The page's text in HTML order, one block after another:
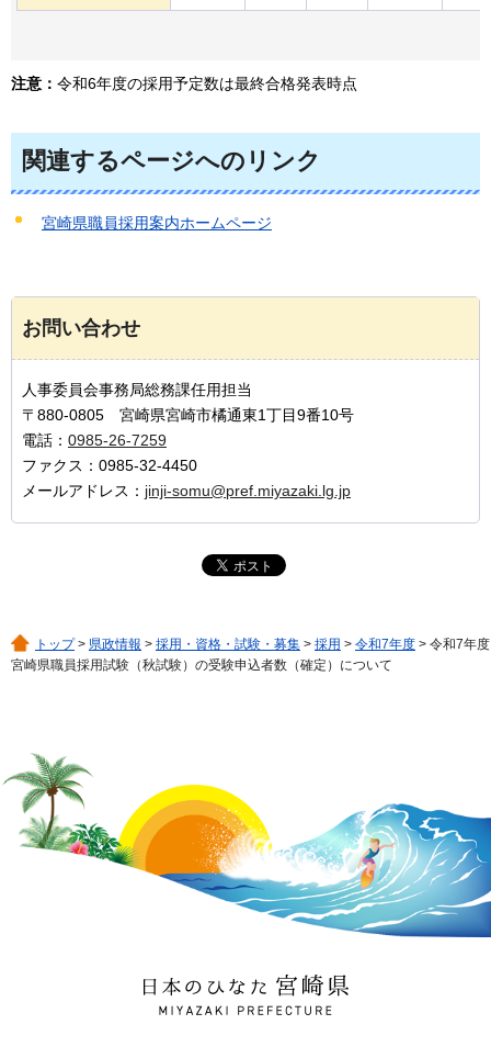
注意： 令和6年度の採用予定数は最終合格発表時点
関連するページへのリンク
宮崎県職員採用案内ホームページ
お問い合わせ
人事委員会事務局総務課任用担当
〒880-0805 宮崎県宮崎市橘通東1丁目9番10号
電話： 0985-26-7259
ファクス：0985-32-4450
メールアドレス： jinji-somu@pref.miyazaki.lg.jp
トップ> 県政情報 > 採用・資格・試験・募集 > 採用 > 令和7年度 > 令和7年度
宮崎県職員採用試験（秋試験）の受験申込者数（確定）について
日本のひなた 宮崎県
MIYAZAKI PREFECTURE